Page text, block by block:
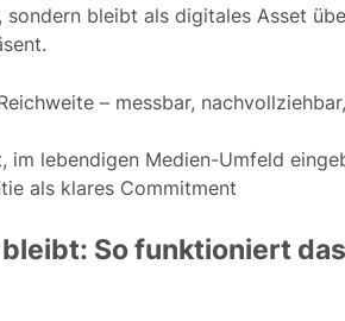
sondern bleibt als digitales Asset
– messbar, nachvollziehbar,
im lebendigen Medien-Umfeld
als klares Commitment
So funktioniert das